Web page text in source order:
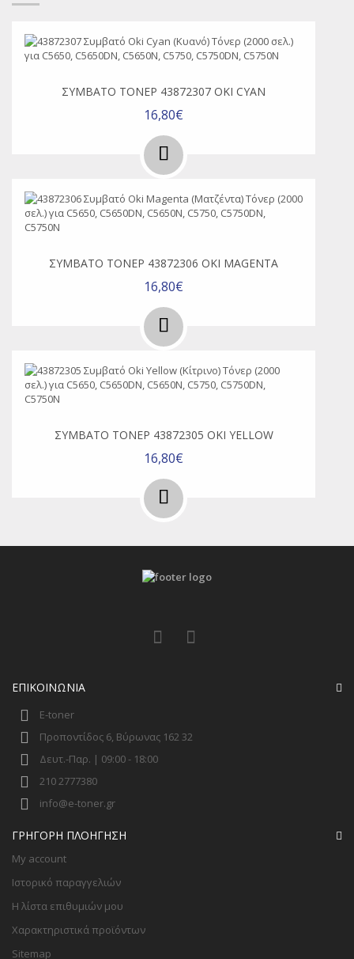
ΣΥΜΒΑΤΌ ΤΌΝΕΡ 43872307 OKI CYAN
16,80€
ΣΥΜΒΑΤΌ ΤΌΝΕΡ 43872306 OKI MAGENTA
16,80€
ΣΥΜΒΑΤΌ ΤΌΝΕΡ 43872305 OKI YELLOW
16,80€
ΕΠΙΚΟΙΝΩΝΊΑ
E-toner
Προποντίδος 6, Βύρωνας 162 32
Δευτ.-Παρ. | 09:00 - 18:00
210 2777380
info@e-toner.gr
ΓΡΉΓΟΡΗ ΠΛΟΉΓΗΣΗ
My account
Ιστορικό παραγγελιών
Η λίστα επιθυμιών μου
Χαρακτηριστικά προϊόντων
Sitemap